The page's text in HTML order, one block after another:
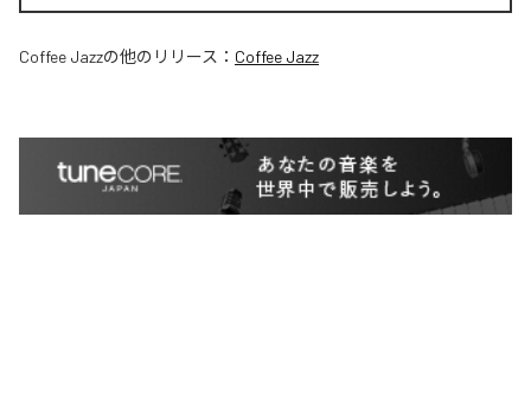
Coffee Jazzの他のリリース： Coffee Jazz